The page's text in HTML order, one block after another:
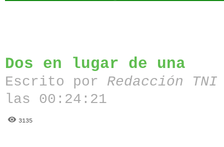
Dos en lugar de una
Escrito por Redacción
las 00:24:21
3135